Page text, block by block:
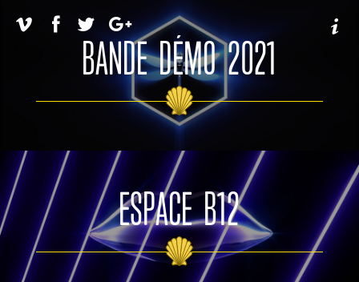
BANDE DÉMO 2021
ESPACE B12